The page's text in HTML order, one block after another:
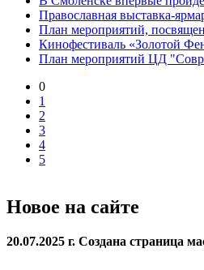
Православная выставка-
План мероприятий,
Кинофестиваль «Золотой
План мероприятий ЦД
0
1
2
3
4
5
Новое на сайте
20.07.2025 г. Создана страница